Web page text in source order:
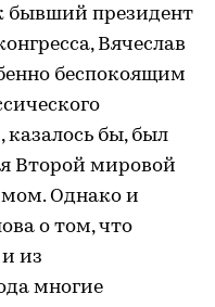
бывший президент
Вячеслав
беспокоящим
бы, был
Второй мировой
Однако и
о том, что
из
многие